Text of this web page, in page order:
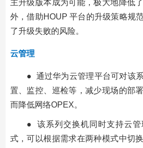
主升级版本成为可能，极大地降低
外，借助HOUP 平台的升级策略规
了升级失败的风险。
云管理
● 通过华为云管理平台可对该
置、监控、巡检等，减少现场的部
而降低网络OPEX。
● 该系列交换机同时支持云管
式，可以根据需求在两种模式中切